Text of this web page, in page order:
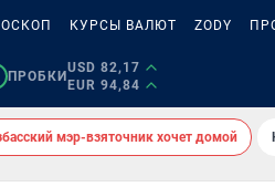
КУРСЫ ВАЛЮТ ZODY
ПРОБКИ
USD 82,17
EUR 94,84
мэр-взяточник хочет домой